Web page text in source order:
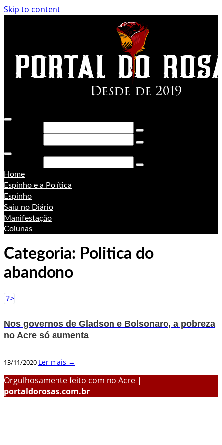
Skip to content
Home
Espinho e a Política
Espinho
Saiu no Diário
Manifestação
Colunas
Categoria: Politica do
abandono
?>
Nos governos de Gladson e Bolsonaro, a pobreza
no Acre só aumenta
13/11/2020 Ler mais →
Orgulhosamente feito com no Acre |
portaldorosas.com.br